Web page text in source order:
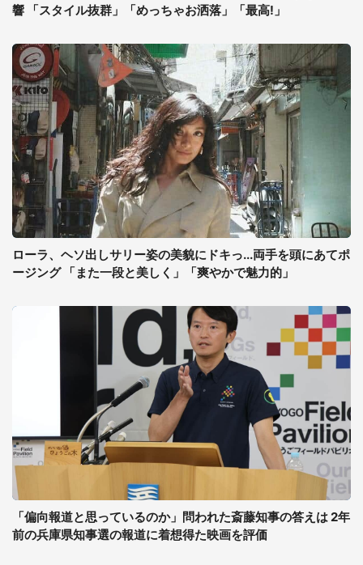
響 「スタイル抜群」「めっちゃお洒落」「最高!」
ローラ、ヘソ出しサリー姿の美貌にドキっ...両手を頭にあてポ
ージング 「また一段と美しく」「爽やかで魅力的」
「偏向報道と思っているのか」問われた斎藤知事の答えは 2年
前の兵庫県知事選の報道に着想得た映画を評価